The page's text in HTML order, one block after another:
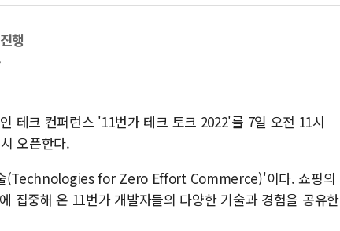
애경산업, 서
[뉴스핌 이
카드사 고
행
테크 컨퍼런스 '11번가 테크 토크 2022'를 7일 오전 11시
오픈한다.
(Technologies for Zero Effort Commerce)'이다. 쇼핑의
집중해 온 11번가 개발자들의 다양한 기술과 경험을 공유한